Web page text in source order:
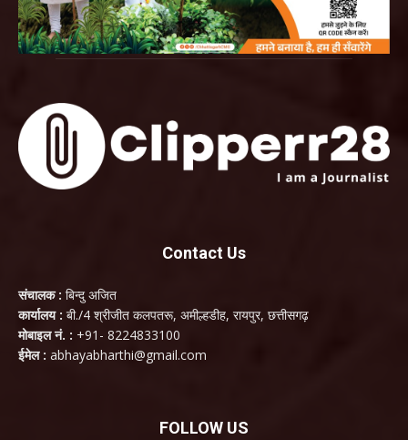
Contact Us
संचालक : बिन्दु अजित
कार्यालय : बी./4 श्रीजीत कलपतरू, अमील्हडीह, रायपुर, छत्तीसगढ़
मोबाइल नं. : +91- 8224833100
ईमेल : abhayabharthi@gmail.com
FOLLOW US